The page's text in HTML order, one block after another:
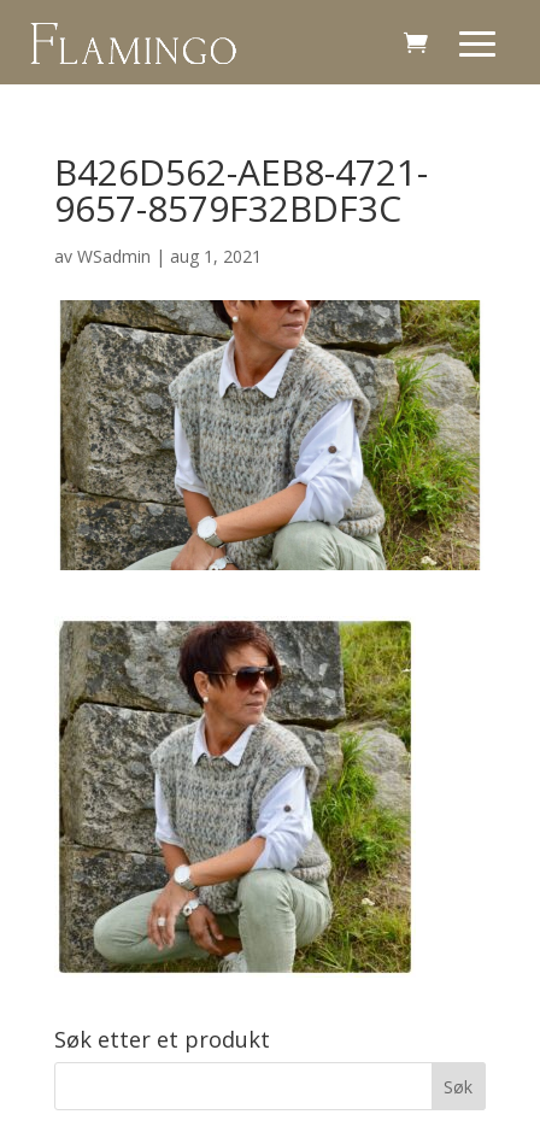
B426D562-AEB8-4721-
9657-8579F32BDF3C
av WSadmin | aug 1, 2021
Søk etter et produkt